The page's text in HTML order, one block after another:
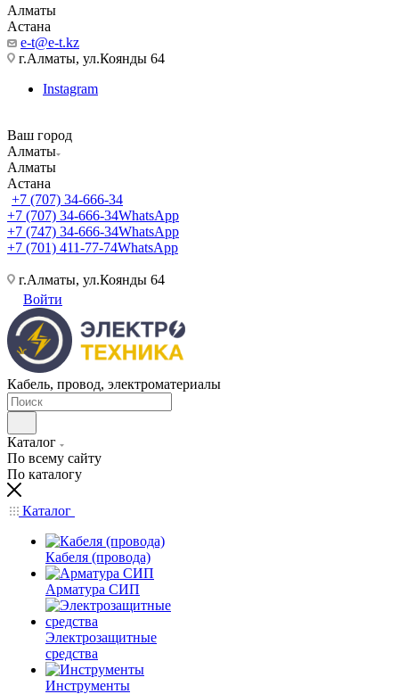
Алматы
Астана
e-t@e-t.kz
г.Алматы, ул.Коянды 64
Instagram
Ваш город
Алматы
Алматы
Астана
+7 (707) 34-666-34
+7 (707) 34-666-34WhatsApp
+7 (747) 34-666-34WhatsApp
+7 (701) 411-77-74WhatsApp
г.Алматы, ул.Коянды 64
Войти
Кабель, провод, электроматериалы
Каталог
По всему сайту
По каталогу
Каталог
Кабеля (провода)
Арматура СИП
Электрозащитные
средства
Инструменты